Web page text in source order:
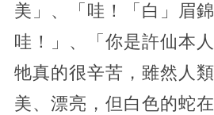
美」、「哇！「白」眉
哇！」、「你是許仙本
牠真的很辛苦，雖然人
美、漂亮，但白色的蛇